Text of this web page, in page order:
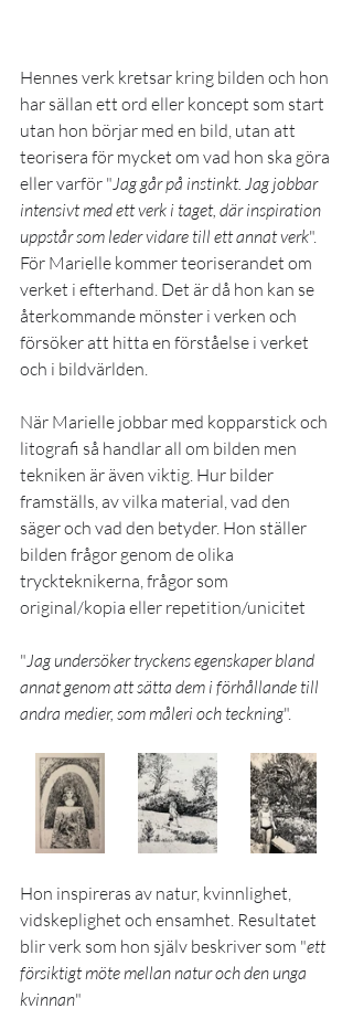
Hennes verk kretsar kring bilden och hon
har sällan ett ord eller koncept som start
utan hon börjar med en bild, utan att
teorisera för mycket om vad hon ska göra
eller varför "Jag går på instinkt. Jag jobbar
intensivt med ett verk i taget, där inspiration
uppstår som leder vidare till ett annat verk".
För Marielle kommer teoriserandet om
verket i efterhand. Det är då hon kan se
återkommande mönster i verken och
försöker att hitta en förståelse i verket
och i bildvärlden.
När Marielle jobbar med kopparstick och
litografi så handlar all om bilden men
tekniken är även viktig. Hur bilder
framställs, av vilka material, vad den
säger och vad den betyder. Hon ställer
bilden frågor genom de olika
tryckteknikerna, frågor som
original/kopia eller repetition/unicitet
"Jag undersöker tryckens egenskaper bland
annat genom att sätta dem i förhållande till
andra medier, som måleri och teckning".
Hon inspireras av natur, kvinnlighet,
vidskeplighet och ensamhet. Resultatet
blir verk som hon själv beskriver som "ett
försiktigt möte mellan natur och den unga
kvinnan"